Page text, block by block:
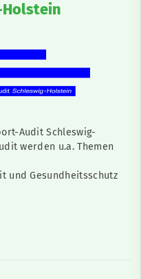
Audit Schleswig-
werden u.a. Themen
und Gesundheitsschutz